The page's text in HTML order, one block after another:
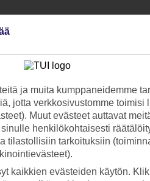
ja muita kumppaneidemme
jotta verkkosivustomme toimisi
Muut evästeet auttavat
henkilökohtaisesti
tilastollisiin tarkoituksiin
kaikkien evästeiden käytön.